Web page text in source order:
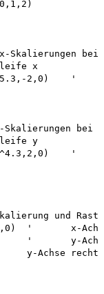
Skalierungen
x
Skalierungen bei
y
und Raster" ' 5.